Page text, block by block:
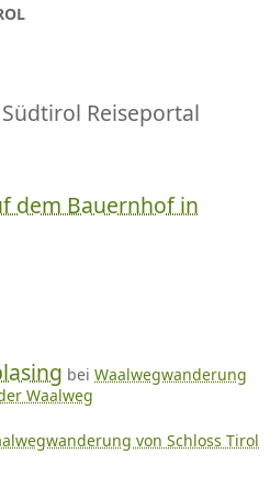
Reiseportal
dem Bauernhof in
bei Waalwegwanderung
Waalweg
von Schloss Tirol